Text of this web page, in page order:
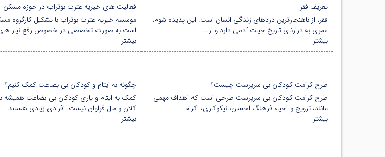
تعریف فقر
فقر، از ناهنجارترین دردهای زندگی انسان است. این پدیده شوم،
عمری به درازنای تاریخ حیات آدمی دارد و از...
بیشتر
فعالیت های خیریه عترت بوتراب در حوزه مسکن
موسسه خیریه عترت بوتراب با تشکیل کارگروه
است به صورت تخصصی در خصوص رفع نیاز های
بیشتر
طرح کرامت کودکان بی سرپرست چیست؟
طرح کرامت کودکان بی سرپرست طرحی است که اهداف مهمی
مانند، ترویج و احیاء فرهنگ احسان، نیکوکاری، اکرام ...
بیشتر
چگونه به ایتام و کودکان بی بضاعت کمک کنیم؟
کمک به ایتام و یاری کودکان بی بضاعت همیشه
کلان و مال فراوان نیست. افرادی زیادی هستند...
بیشتر